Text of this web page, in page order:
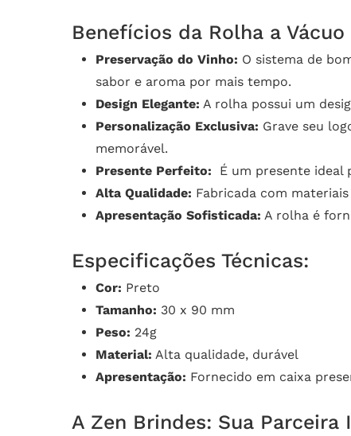
Benefícios da Rolha a
Preservação do Vinho: O sistema de
sabor e aroma por mais tempo.
Design Elegante: A rolha possui um
Personalização Exclusiva: Grave seu
memorável.
Presente Perfeito: É um presente ideal
Alta Qualidade: Fabricada com
Apresentação Sofisticada: A rolha é
Especificações Técnicas:
Cor: Preto
Tamanho: 30 x 90 mm
Peso: 24g
Material: Alta qualidade, durável
Apresentação: Fornecido em caixa
A Zen Brindes: Sua